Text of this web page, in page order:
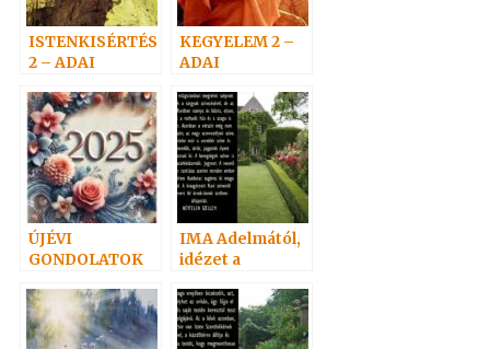
ISTENKISÉRTÉS
2 – ADAI
KEGYELEM 2 –
ADAI
ÚJÉVI
GONDOLATOK
IMA Adelmától,
idézet a
Szellemtől 7.